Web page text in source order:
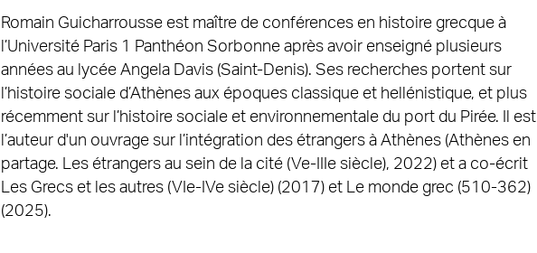
Romain Guicharrousse est maître de conférences en histoire grecque à
l’Université Paris 1 Panthéon Sorbonne après avoir enseigné plusieurs
années au lycée Angela Davis (Saint-Denis). Ses recherches portent sur
l’histoire sociale d’Athènes aux époques classique et hellénistique, et plus
récemment sur l’histoire sociale et environnementale du port du Pirée. Il est
l’auteur d'un ouvrage sur l’intégration des étrangers à Athènes (Athènes en
partage. Les étrangers au sein de la cité (Ve-IIIe siècle), 2022) et a co-écrit
Les Grecs et les autres (VIe-IVe siècle) (2017) et Le monde grec (510-362)
(2025).